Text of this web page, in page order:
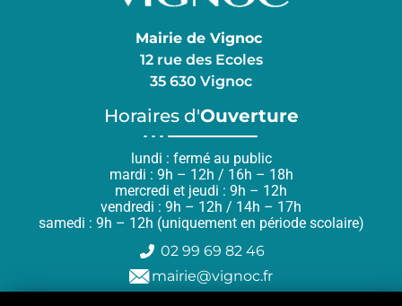
Mairie de Vignoc
12 rue des Ecoles
35 630 Vignoc
Horaires d'Ouverture
lundi : fermé au public
mardi : 9h – 12h / 16h – 18h
mercredi et jeudi : 9h – 12h
vendredi : 9h – 12h / 14h – 17h
samedi : 9h – 12h (uniquement en période scolaire)
02 99 69 82 46
mairie@vignoc.fr